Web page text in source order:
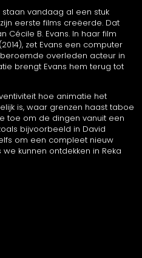
vandaag al een stuk
eerste films creëerde. Dat
Cécile B. Evans. In haar film
zet Evans een computer
overleden acteur in
brengt Evans hem terug tot
hoe animatie het
is, waar grenzen haast taboe
toe om de dingen vanuit een
bijvoorbeeld in David
om een compleet nieuw
kunnen ontdekken in Reka